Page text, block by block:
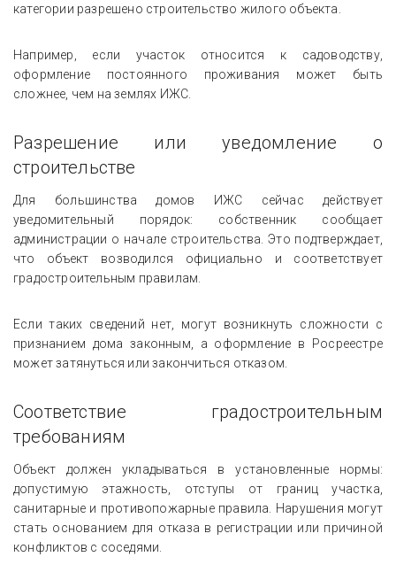
категории разрешено строительство жилого объекта.
Например, если участок относится к садоводству,
оформление постоянного проживания может быть
сложнее, чем на землях ИЖС.
Разрешение или уведомление о
строительстве
Для большинства домов ИЖС сейчас действует
уведомительный порядок: собственник сообщает
администрации о начале строительства. Это подтверждает,
что объект возводился официально и соответствует
градостроительным правилам.
Если таких сведений нет, могут возникнуть сложности с
признанием дома законным, а оформление в Росреестре
может затянуться или закончиться отказом.
Соответствие градостроительным
требованиям
Объект должен укладываться в установленные нормы:
допустимую этажность, отступы от границ участка,
санитарные и противопожарные правила. Нарушения могут
стать основанием для отказа в регистрации или причиной
конфликтов с соседями.